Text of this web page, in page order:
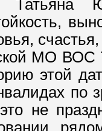
Татьяна
МО ВОС
этой
по
не